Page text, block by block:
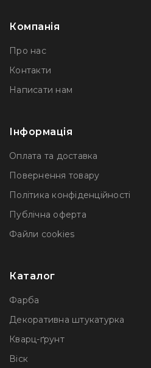
Компанія
Про нас
Контакти
Написати нам
Інформація
Оплата та доставка
Повернення товару
Політика конфіденційності
Публічна оферта
Файли сookies
Каталог
Фарба
Декоративна штукатурка
Кварц-ґрунт
Віск